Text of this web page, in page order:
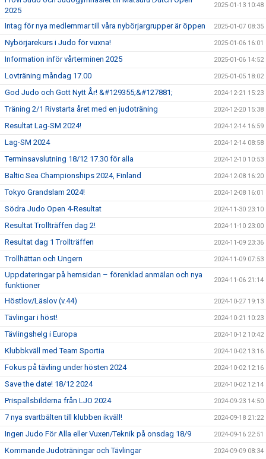
2025
2025-01-13 10:48
Intag för nya medlemmar till våra nybörjargrupper är öppen 2025-01-07 08:35
Nybörjarekurs i Judo för vuxna! 2025-01-06 16:01
Information inför vårterminen 2025 2025-01-06 14:52
Lovträning måndag 17.00 2025-01-05 18:02
God Judo och Gott Nytt År! &#129355;&#127881; 2024-12-21 15:23
Träning 2/1 Rivstarta året med en judoträning 2024-12-20 15:38
Resultat Lag-SM 2024! 2024-12-14 16:59
Lag-SM 2024 2024-12-14 08:58
Terminsavslutning 18/12 17.30 för alla 2024-12-10 10:53
Baltic Sea Championships 2024, Finland 2024-12-08 16:20
Tokyo Grandslam 2024! 2024-12-08 16:01
Södra Judo Open 4-Resultat 2024-11-30 23:10
Resultat Trollträffen dag 2! 2024-11-10 23:00
Resultat dag 1 Trollträffen 2024-11-09 23:36
Trollhättan och Ungern 2024-11-09 07:53
Uppdateringar på hemsidan – förenklad anmälan och nya
funktioner
2024-11-06 21:14
Höstlov/Läslov (v.44) 2024-10-27 19:13
Tävlingar i höst! 2024-10-21 10:23
Tävlingshelg i Europa 2024-10-12 10:42
Klubbkväll med Team Sportia 2024-10-02 13:16
Fokus på tävling under hösten 2024 2024-10-02 12:16
Save the date! 18/12 2024 2024-10-02 12:14
Prispallsbilderna från LJO 2024 2024-09-23 14:50
7 nya svartbälten till klubben ikväll! 2024-09-18 21:22
Ingen Judo För Alla eller Vuxen/Teknik på onsdag 18/9 2024-09-16 22:51
Kommande Judoträningar och Tävlingar 2024-09-09 08:34